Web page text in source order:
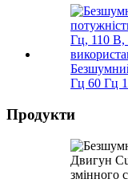
Гц 60 Гц
Продукти